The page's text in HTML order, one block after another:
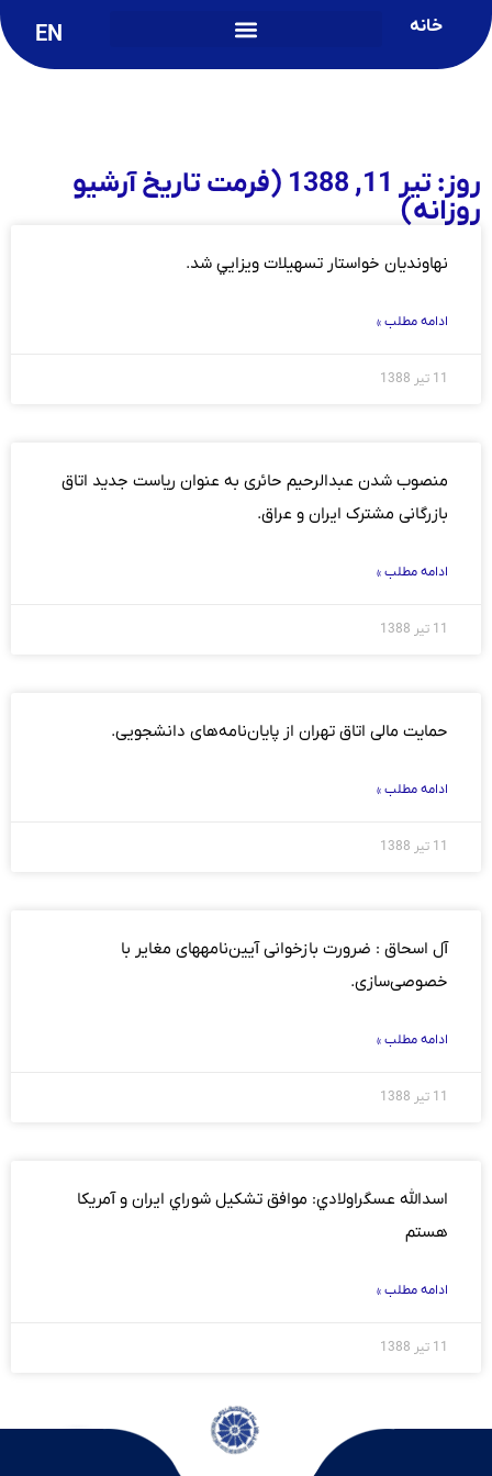
خانه EN
روز: تیر 11, 1388 (فرمت تاریخ آرشیو
روزانه)
نهاونديان خواستار تسهيلات ويزايي شد.
ادامه مطلب »
11 تیر 1388
منصوب شدن عبدالرحیم حائری به عنوان ریاست جدید اتاق
بازرگانی مشترک ایران و عراق.
ادامه مطلب »
11 تیر 1388
حمایت مالی اتاق تهران از پایان‌نامه‌های دانشجویی.
ادامه مطلب »
11 تیر 1388
آل اسحاق : ضرورت بازخوانی آيين‌نامه‏های مغایر با
خصوصی‌سازی.
ادامه مطلب »
11 تیر 1388
اسدالله عسگراولادي: موافق تشكيل شوراي ايران و آمريكا
هستم
ادامه مطلب »
11 تیر 1388